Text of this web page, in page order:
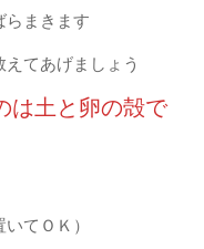
らまきます
てあげましょう
は土と卵の殻で
てＯＫ）